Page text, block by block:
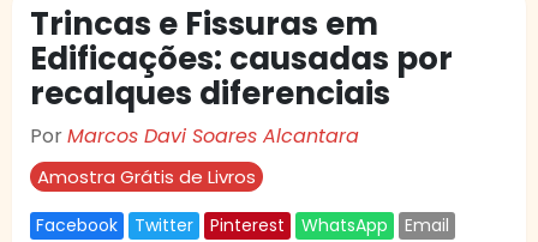
Trincas e Fissuras em
Edificações: causadas por
recalques diferenciais
PorMarcos Davi Soares Alcantara
Amostra Grátis de Livros
Facebook Twitter Pinterest WhatsApp Email